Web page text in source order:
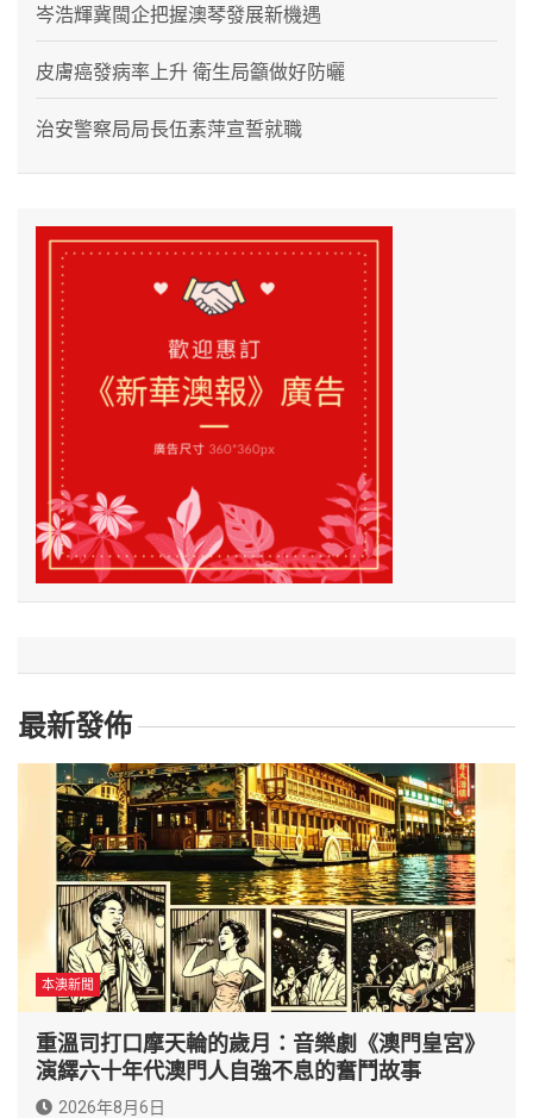
岑浩輝冀閩企把握澳琴發展新機遇
皮膚癌發病率上升 衛生局籲做好防曬
治安警察局局長伍素萍宣誓就職
最新發佈
本澳新聞
重溫司打口摩天輪的歲月：音樂劇《澳門皇宮》
演繹六十年代澳門人自強不息的奮鬥故事
2026年8月6日